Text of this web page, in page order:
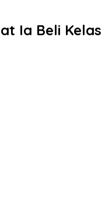
Ia Beli Kelas